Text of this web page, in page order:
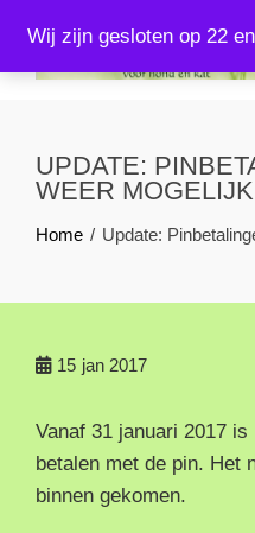
Wij zijn gesloten op 22
contentU kunt bij ons terecht voor
UPDATE:
WEER MOGELIJK
Home Update:
15 jan 2017
Vanaf 31 januari 2017
betalen met de pin. Het
binnen gekomen.